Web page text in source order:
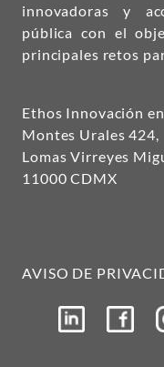
innovadoras y
pública con el
principales retos
Ethos Innovación
Montes Urales 424,
Lomas Virreyes
11000 CDMX
AVISO DE